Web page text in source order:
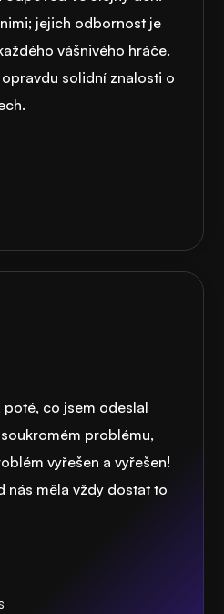
jejich odbornost je
vášnivého hráče.
solidní znalosti o
poté, co jsem odeslal
problému,
vyřešen a vyřešen!
nás měla vždy dostat to